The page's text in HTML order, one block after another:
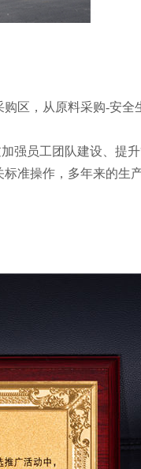
践经验。
区，从原料采购-安
员工团队建设、提
准操作，多年来的生